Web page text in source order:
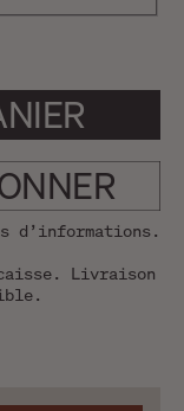
d’informations.
Livraison